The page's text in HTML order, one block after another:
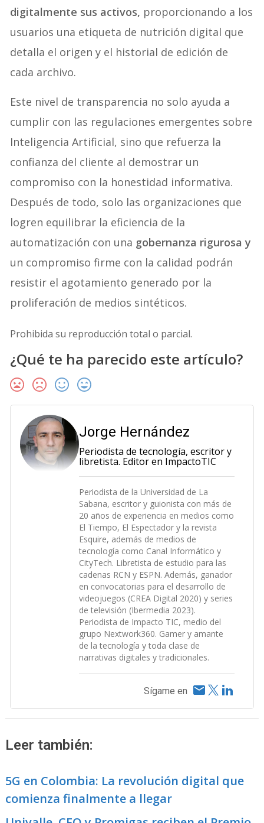
digitalmente sus activos, proporcionando a los
usuarios una etiqueta de nutrición digital que
detalla el origen y el historial de edición de
cada archivo.
Este nivel de transparencia no solo ayuda a
cumplir con las regulaciones emergentes sobre
Inteligencia Artificial, sino que refuerza la
confianza del cliente al demostrar un
compromiso con la honestidad informativa.
Después de todo, solo las organizaciones que
logren equilibrar la eficiencia de la
automatización con una gobernanza rigurosa y
un compromiso firme con la calidad podrán
resistir el agotamiento generado por la
proliferación de medios sintéticos.
Prohibida su reproducción total o parcial.
¿Qué te ha parecido este artículo?
Jorge Hernández
Periodista de tecnología, escritor y
libretista. Editor en ImpactoTIC
Periodista de la Universidad de La
Sabana, escritor y guionista con más de
20 años de experiencia en medios como
El Tiempo, El Espectador y la revista
Esquire, además de medios de
tecnología como Canal Informático y
CityTech. Libretista de estudio para las
cadenas RCN y ESPN. Además, ganador
en convocatorias para el desarrollo de
videojuegos (CREA Digital 2020) y series
de televisión (Ibermedia 2023).
Periodista de Impacto TIC, medio del
grupo Nextwork360. Gamer y amante
de la tecnología y toda clase de
narrativas digitales y tradicionales.
Sígame en
Leer también:
5G en Colombia: La revolución digital que
comienza finalmente a llegar